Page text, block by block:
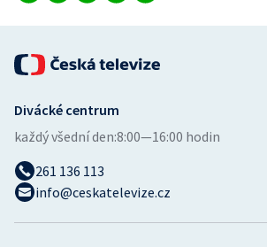
Divácké centrum
každý všední den:8:00—16:00 hodin
261 136 113
info@ceskatelevize.cz